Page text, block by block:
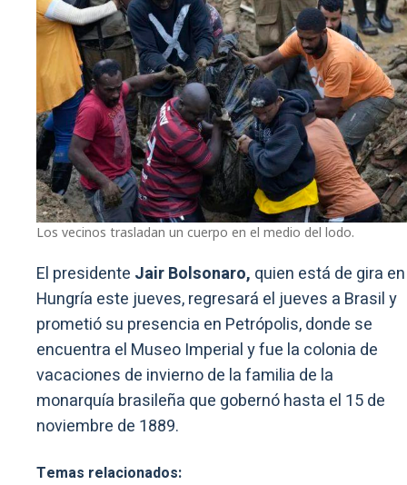
Los vecinos trasladan un cuerpo en el medio del lodo.
El presidente Jair Bolsonaro, quien está de gira en
Hungría este jueves, regresará el jueves a Brasil y
prometió su presencia en Petrópolis, donde se
encuentra el Museo Imperial y fue la colonia de
vacaciones de invierno de la familia de la
monarquía brasileña que gobernó hasta el 15 de
noviembre de 1889.
Temas relacionados: